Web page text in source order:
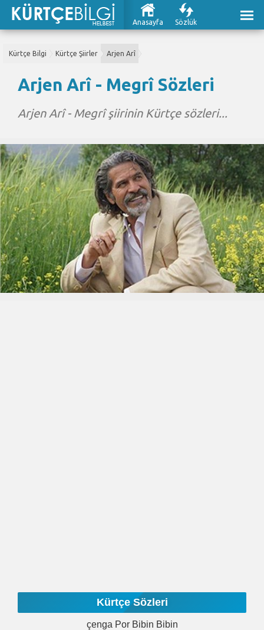
Anasayfa Sözlük
Kürtçe Bilgi Kürtçe Şiirler Arjen Arî
Arjen Arî - Megrî Sözleri
Arjen Arî - Megrî şiirinin Kürtçe sözleri...
Kürtçe Sözleri
Çenga Por Bibin Bibin